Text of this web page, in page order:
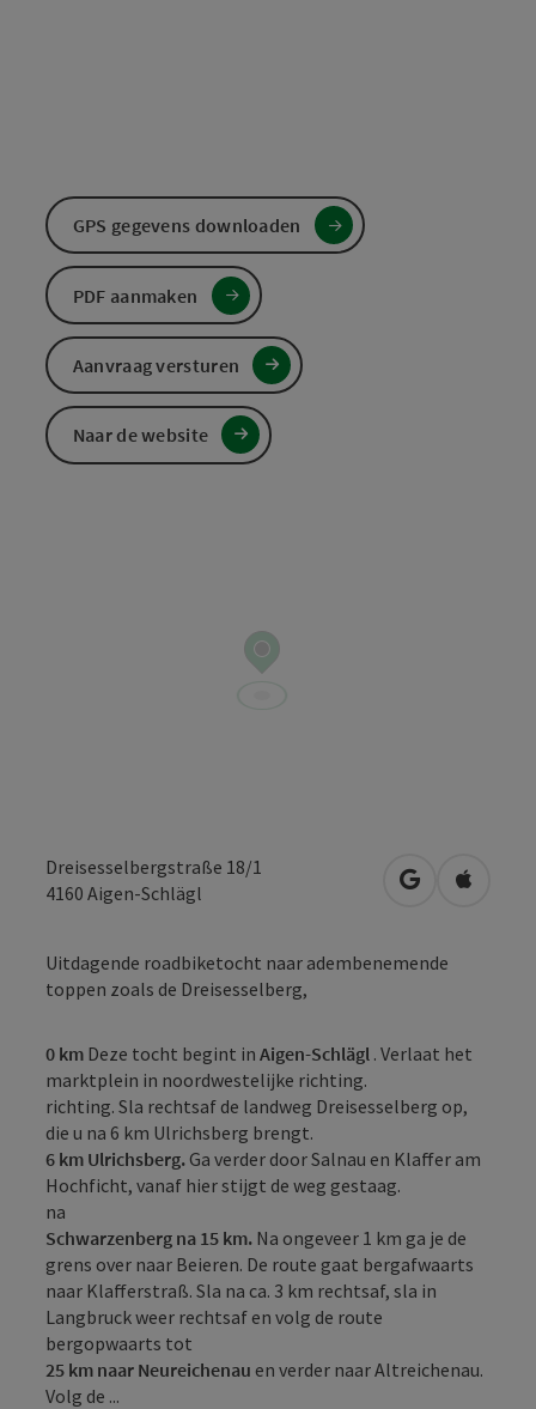
Dreisesselbergstraße 18/1
4160 Aigen-Schlägl Openen in
Uitdagende roadbiketocht naar adembenemende
toppen zoals de Dreisesselberg,
0 km Deze tocht begint in Aigen-Schlägl . Verlaat het
marktplein in noordwestelijke richting.
richting. Sla rechtsaf de landweg Dreisesselberg op,
die u na 6 km Ulrichsberg brengt.
6 km Ulrichsberg. Ga verder door Salnau en Klaffer am
Hochficht, vanaf hier stijgt de weg gestaag.
na
Schwarzenberg na 15 km. Na ongeveer 1 km ga je de
grens over naar Beieren. De route gaat bergafwaarts
naar Klafferstraß. Sla na ca. 3 km rechtsaf, sla in
Langbruck weer rechtsaf en volg de route
bergopwaarts tot
25 km naar Neureichenau en verder naar Altreichenau.
Volg de ...
GPS gegevens downloaden
PDF aanmaken
Aanvraag versturen
Naar de website